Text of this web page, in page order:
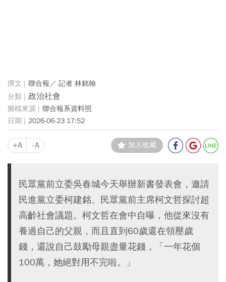
聯合報／ 記者 林銘翰
政治社會
聯合報系資料照
2026-06-23 17:52
+A -A 加入收藏
民眾黨前立委吳春城今天舉辦新書發表會，邀請
民進黨立委柯建銘、民眾黨前主席柯文哲探討超
高齡社會議題。柯文哲在會中自曝，他從來沒有
養過自己的父親，而且直到60歲還在領壓歲
錢，還說自己鼓勵母親盡量花錢，「一年花個
100萬，她絕對用不完啦。」